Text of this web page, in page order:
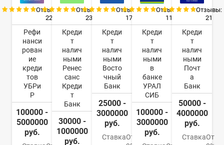
Отзывы:
22
Рефи
нанси
рован
ие
креди
тов
УБРи
Р
100000 -
5000000
руб.
Отзывы:
23
Креди
т
налич
ными
Ренес
санс
Креди
т
Банк
30000 -
1000000
руб.
Отзывы:
17
Креди
т
налич
ными
Восто
чный
Банк
25000 -
3000000
руб.
СтавкаОт
Отзывы:
11
Креди
т
налич
ными
в
банке
УРАЛ
СИБ
100000 -
3000000
руб.
Отзывы:
21
Креди
т
налич
ными
Почт
а
Банк
50000 -
4000000
руб.
СтавкаОт